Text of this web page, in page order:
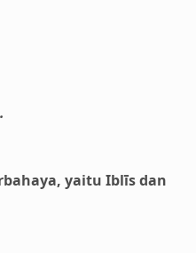
yaitu Iblīs dan